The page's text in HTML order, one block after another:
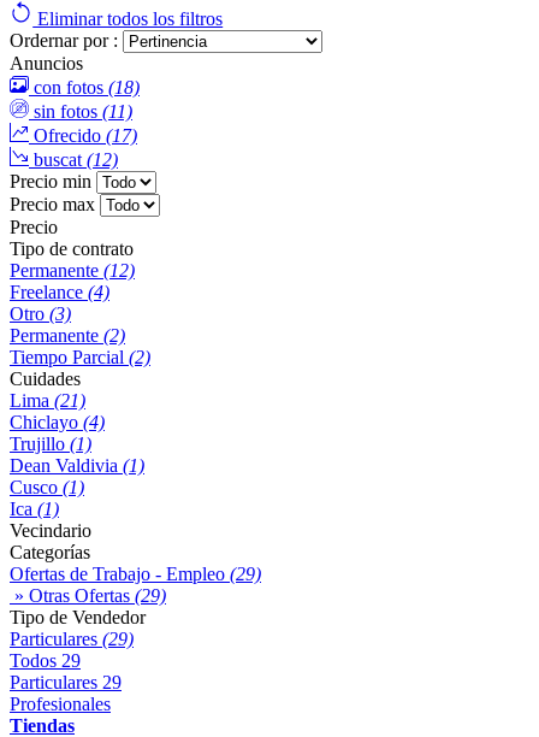
Eliminar todos los filtros
Ordernar por :
Anuncios
con fotos (18)
sin fotos (11)
Ofrecido (17)
buscat (12)
Precio min
Precio max
Precio
Tipo de contrato
Permanente (12)
Freelance (4)
Otro (3)
Permanente (2)
Tiempo Parcial (2)
Cuidades
Lima (21)
Chiclayo (4)
Trujillo (1)
Dean Valdivia (1)
Cusco (1)
Ica (1)
Vecindario
Categorías
Ofertas de Trabajo - Empleo (29)
» Otras Ofertas (29)
Tipo de Vendedor
Particulares (29)
Todos 29
Particulares 29
Profesionales
Tiendas